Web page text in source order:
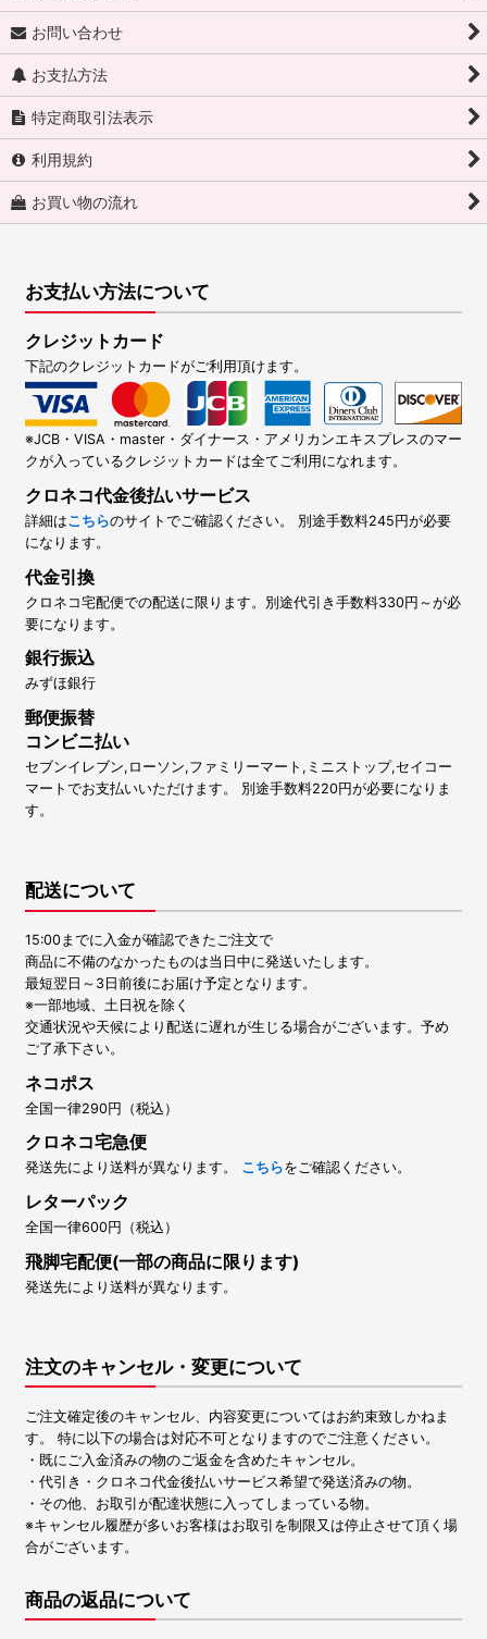
お問い合わせ
お支払方法
特定商取引法表示
利用規約
お買い物の流れ
お支払い方法について
クレジットカード
下記のクレジットカードがご利用頂けます。
※JCB・VISA・master・ダイナース・アメリカンエキスプレスのマー
クが入っているクレジットカードは全てご利用になれます。
クロネコ代金後払いサービス
詳細はこちらのサイトでご確認ください。 別途手数料245円が必要
になります。
代金引換
クロネコ宅配便での配送に限ります。別途代引き手数料330円～が必
要になります。
銀行振込
みずほ銀行
郵便振替
コンビニ払い
セブンイレブン,ローソン,ファミリーマート,ミニストップ,セイコー
マートでお支払いいただけます。 別途手数料220円が必要になりま
す。
配送について
15:00までに入金が確認できたご注文で
商品に不備のなかったものは当日中に発送いたします。
最短翌日～3日前後にお届け予定となります。
※一部地域、土日祝を除く
交通状況や天候により配送に遅れが生じる場合がございます。予め
ご了承下さい。
ネコポス
全国一律290円（税込）
クロネコ宅急便
発送先により送料が異なります。 こちらをご確認ください。
レターパック
全国一律600円（税込）
飛脚宅配便(一部の商品に限ります)
発送先により送料が異なります。
注文のキャンセル・変更について
ご注文確定後のキャンセル、内容変更についてはお約束致しかねま
す。 特に以下の場合は対応不可となりますのでご注意ください。
・既にご入金済みの物のご返金を含めたキャンセル。
・代引き・クロネコ代金後払いサービス希望で発送済みの物。
・その他、お取引が配達状態に入ってしまっている物。
※キャンセル履歴が多いお客様はお取引を制限又は停止させて頂く場
合がございます。
商品の返品について